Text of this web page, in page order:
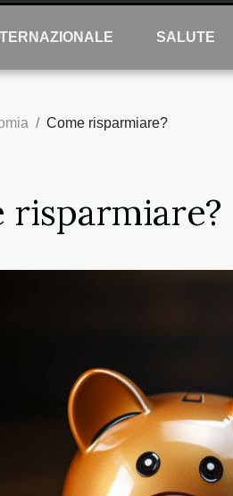
SALUTE
Come risparmiare?
risparmiare?